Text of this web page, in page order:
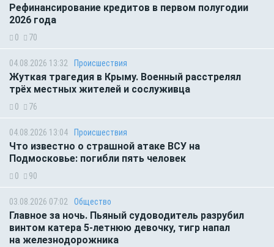
Рефинансирование кредитов в первом полугодии
2026 года
0 70
04.08.2026 13:32 Происшествия
Жуткая трагедия в Крыму. Военный расстрелял
трёх местных жителей и сослуживца
0 76
04.08.2026 13:04 Происшествия
Что известно о страшной атаке ВСУ на
Подмосковье: погибли пять человек
0 90
03.08.2026 07:02 Общество
Главное за ночь. Пьяный судоводитель разрубил
винтом катера 5-летнюю девочку, тигр напал
на железнодорожника